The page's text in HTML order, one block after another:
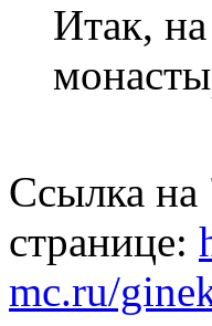
Итак,
Ссылка на
странице:
mc.ru/